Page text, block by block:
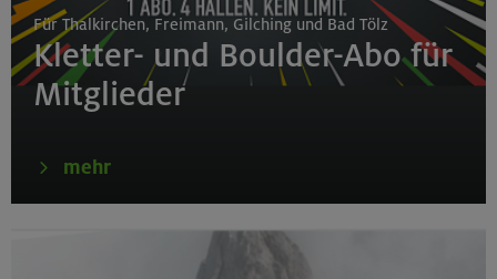
Für Thalkirchen, Freimann, Gilching und Bad Tölz
Kletter- und Boulder-Abo für
Mitglieder
mehr